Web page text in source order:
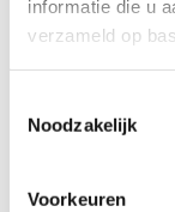
informatie die u
verzameld op
Noodzakelijk
Voorkeuren
100 stuks, 5cm x